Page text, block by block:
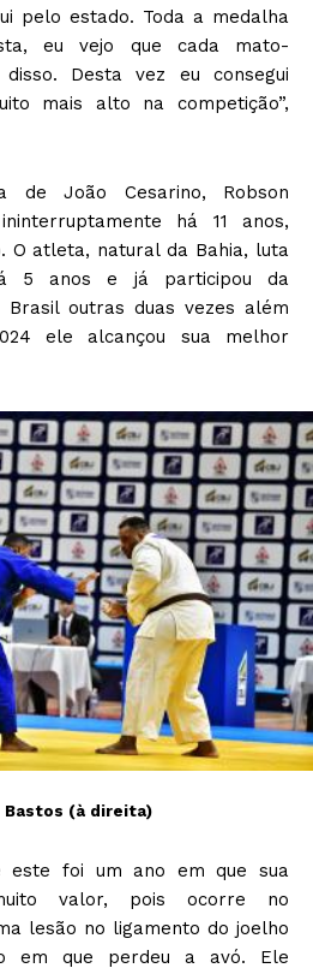
pelo estado. Toda a medalha
eu vejo que cada mato-
Desta vez eu consegui
mais alto na competição”,
de João Cesarino, Robson
há 11 anos,
O atleta, natural da Bahia, luta
5 anos e já participou da
outras duas vezes além
ele alcançou sua melhor
Bastos (à direita)
este foi um ano em que sua
valor, pois ocorre no
lesão no ligamento do joelho
em que perdeu a avó. Ele